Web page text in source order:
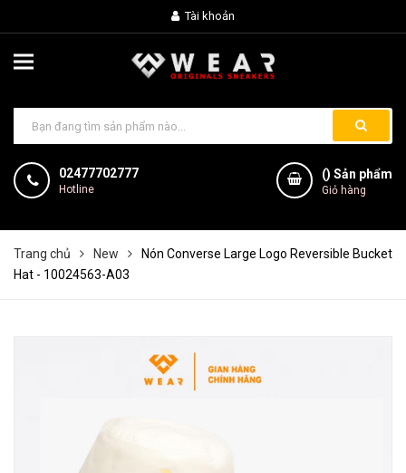
Tài khoản
02477702777
Hotline
() Sản phẩm
Giỏ hàng
Trang chủ New
Nón Converse Large Logo Reversible Bucket
Hat - 10024563-A03